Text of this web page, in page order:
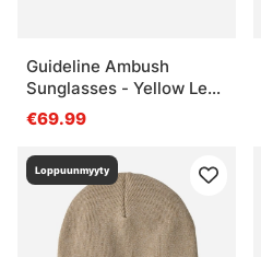
Guideline Ambush
Sunglasses - Yellow Lens
3X
€69.99
Loppuunmyyty